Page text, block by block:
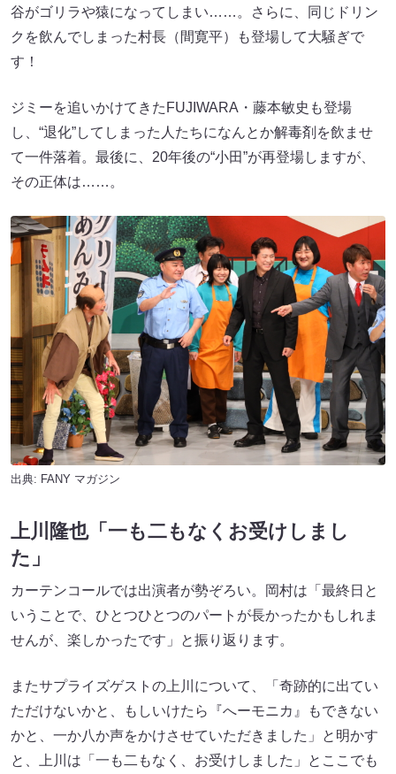
谷がゴリラや猿になってしまい……。さらに、同じドリン
クを飲んでしまった村長（間寛平）も登場して大騒ぎで
す！
ジミーを追いかけてきたFUJIWARA・藤本敏史も登場
し、“退化”してしまった人たちになんとか解毒剤を飲ませ
て一件落着。最後に、20年後の“小田”が再登場しますが、
その正体は……。
出典: FANY マガジン
上川隆也「一も二もなくお受けしまし
た」
カーテンコールでは出演者が勢ぞろい。岡村は「最終日と
いうことで、ひとつひとつのパートが長かったかもしれま
せんが、楽しかったです」と振り返ります。
またサプライズゲストの上川について、「奇跡的に出てい
ただけないかと、もしいけたら『へーモニカ』もできない
かと、一か八か声をかけさせていただきました」と明かす
と、上川は「一も二もなく、お受けしました」とここでも